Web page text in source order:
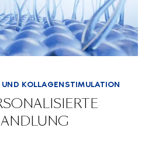
KOLLAGENSTIMULATION